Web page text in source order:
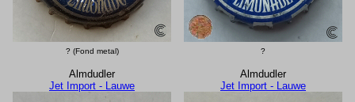
? (Fond metal) ?
Almdudler
Jet Import - Lauwe
Almdudler
Jet Import - Lauwe